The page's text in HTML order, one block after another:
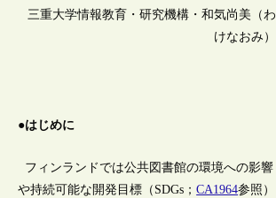
三重大学情報教育・研究機構・和気尚美（わ
けなおみ）
●はじめに
フィンランドでは公共図書館の環境への影響
や持続可能な開発目標（SDGs；CA1964参照）